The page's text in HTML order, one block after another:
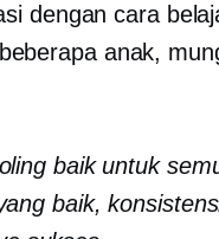
dengan cara
anak,
baik untuk
baik,